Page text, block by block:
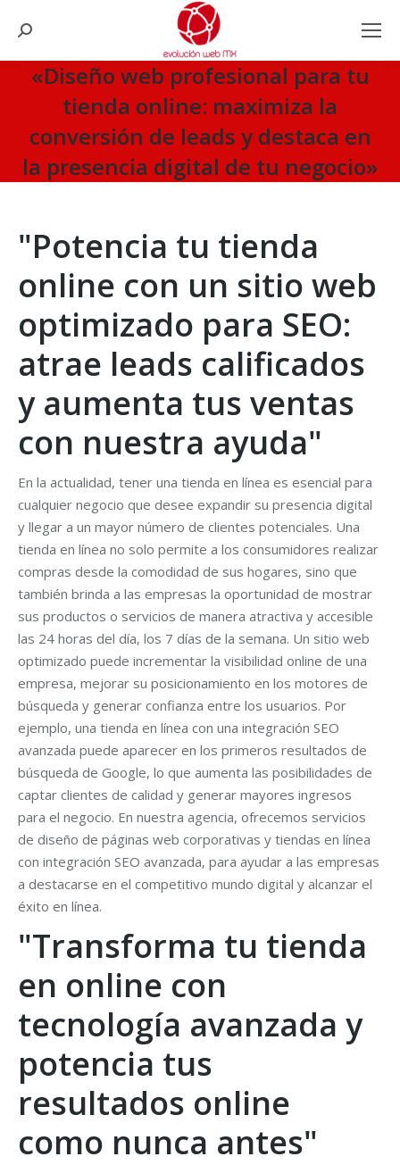
Search:
«Diseño web profesional para tu
tienda online: maximiza la
conversión de leads y destaca en
la presencia digital de tu negocio»
"Potencia tu tienda
online con un sitio web
optimizado para SEO:
atrae leads calificados
y aumenta tus ventas
con nuestra ayuda"
En la actualidad, tener una tienda en línea es esencial para
cualquier negocio que desee expandir su presencia digital
y llegar a un mayor número de clientes potenciales. Una
tienda en línea no solo permite a los consumidores realizar
compras desde la comodidad de sus hogares, sino que
también brinda a las empresas la oportunidad de mostrar
sus productos o servicios de manera atractiva y accesible
las 24 horas del día, los 7 días de la semana. Un sitio web
optimizado puede incrementar la visibilidad online de una
empresa, mejorar su posicionamiento en los motores de
búsqueda y generar confianza entre los usuarios. Por
ejemplo, una tienda en línea con una integración SEO
avanzada puede aparecer en los primeros resultados de
búsqueda de Google, lo que aumenta las posibilidades de
captar clientes de calidad y generar mayores ingresos
para el negocio. En nuestra agencia, ofrecemos servicios
de diseño de páginas web corporativas y tiendas en línea
con integración SEO avanzada, para ayudar a las empresas
a destacarse en el competitivo mundo digital y alcanzar el
éxito en línea.
"Transforma tu tienda
en online con
tecnología avanzada y
potencia tus
resultados online
como nunca antes"